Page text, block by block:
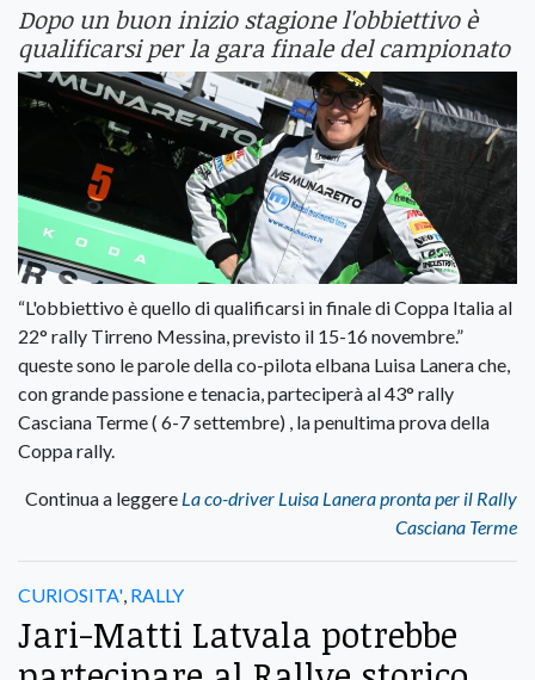
Dopo un buon inizio stagione l'obbiettivo è
qualificarsi per la gara finale del campionato
“L'obbiettivo è quello di qualificarsi in finale di Coppa Italia al
22° rally Tirreno Messina, previsto il 15-16 novembre.”
queste sono le parole della co-pilota elbana Luisa Lanera che,
con grande passione e tenacia, parteciperà al 43° rally
Casciana Terme ( 6-7 settembre) , la penultima prova della
Coppa rally.
Continua a leggere La co-driver Luisa Lanera pronta per il Rally
Casciana Terme
CURIOSITA' RALLY
Jari-Matti Latvala potrebbe